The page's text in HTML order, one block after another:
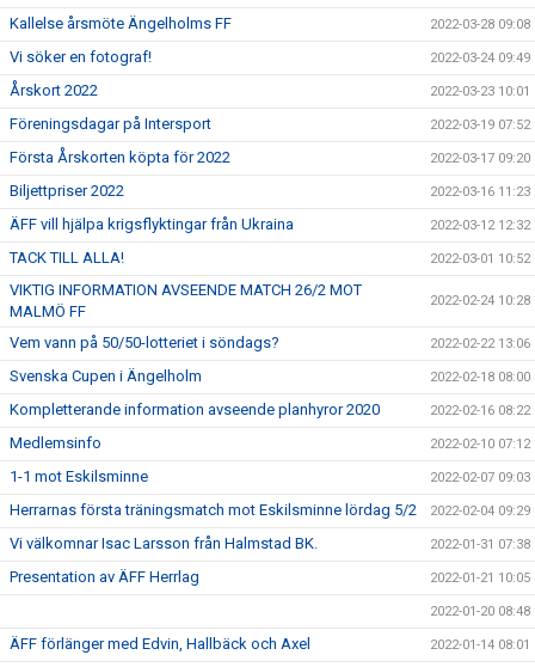
Kallelse årsmöte Ängelholms FF 2022-03-28 09:08
Vi söker en fotograf! 2022-03-24 09:49
Årskort 2022 2022-03-23 10:01
Föreningsdagar på Intersport 2022-03-19 07:52
Första Årskorten köpta för 2022 2022-03-17 09:20
Biljettpriser 2022 2022-03-16 11:23
ÄFF vill hjälpa krigsflyktingar från Ukraina 2022-03-12 12:32
TACK TILL ALLA! 2022-03-01 10:52
VIKTIG INFORMATION AVSEENDE MATCH 26/2 MOT
MALMÖ FF
2022-02-24 10:28
Vem vann på 50/50-lotteriet i söndags? 2022-02-22 13:06
Svenska Cupen i Ängelholm 2022-02-18 08:00
Kompletterande information avseende planhyror 2020 2022-02-16 08:22
Medlemsinfo 2022-02-10 07:12
1-1 mot Eskilsminne 2022-02-07 09:03
Herrarnas första träningsmatch mot Eskilsminne lördag 5/2 2022-02-04 09:29
Vi välkomnar Isac Larsson från Halmstad BK. 2022-01-31 07:38
Presentation av ÄFF Herrlag 2022-01-21 10:05
2022-01-20 08:48
ÄFF förlänger med Edvin, Hallbäck och Axel 2022-01-14 08:01